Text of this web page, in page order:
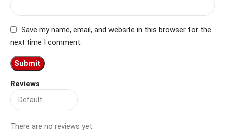
Reviews
There are no reviews yet.
Save my name, email, and website in this browser for the
next time I comment.